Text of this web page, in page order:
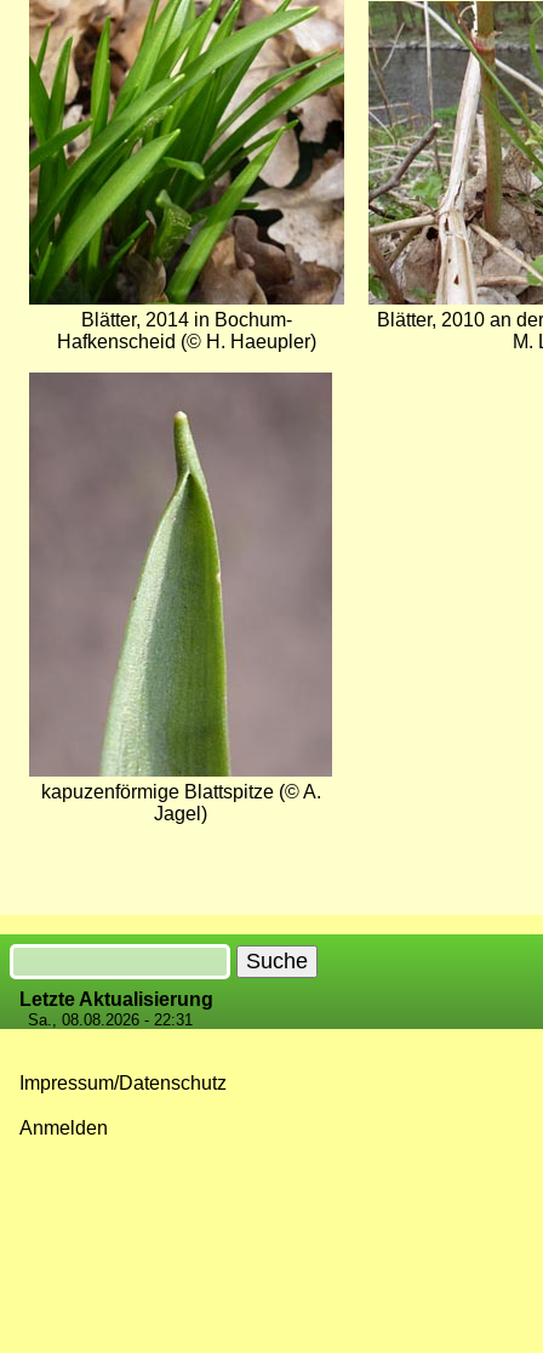
Blätter, 2014 in Bochum-
Hafkenscheid (© H. Haeupler)
Bild
Blätter, 2010 an
M.
kapuzenförmige Blattspitze (© A.
Jagel)
Suche
Letzte Aktualisierung
Sa., 08.08.2026 - 22:31
Impressum/Datenschutz
Anmelden